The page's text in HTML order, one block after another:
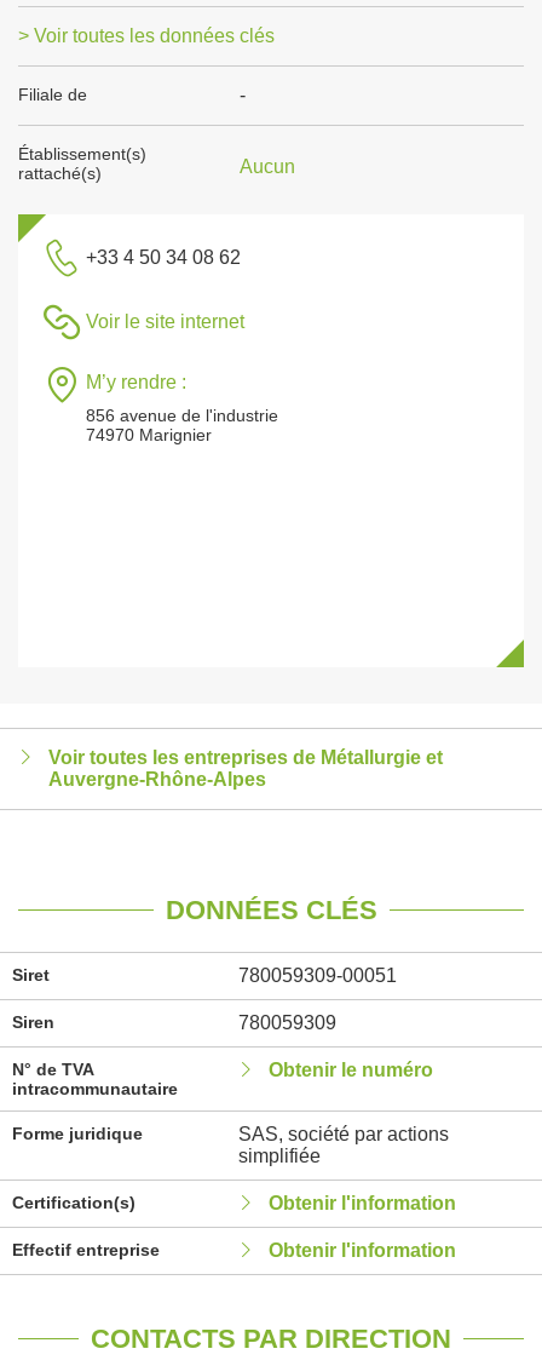
> Voir toutes les données clés
Filiale de -
Établissement(s)
rattaché(s)
Aucun
+33 4 50 34 08 62
Voir le site internet
M’y rendre :
856 avenue de l'industrie
74970 Marignier
Voir toutes les entreprises de Métallurgie et
Auvergne-Rhône-Alpes
DONNÉES CLÉS
Siret 780059309-00051
Siren 780059309
N° de TVA
intracommunautaire
Obtenir le numéro
Forme juridique
SAS, société par actions
simplifiée
Certification(s) Obtenir l'information
Effectif entreprise Obtenir l'information
CONTACTS PAR DIRECTION